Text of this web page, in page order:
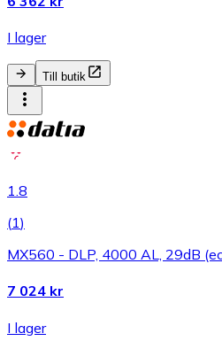
I lager
Till butik
1.8
(1)
MX560 - DLP, 4000 AL, 29dB
7 024 kr
I lager